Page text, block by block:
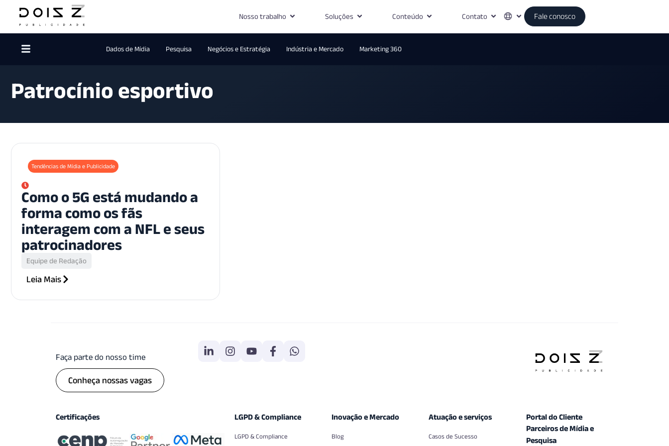
Nosso trabalho Soluções Conteúdo Contato Fale conosco
Dados de Mídia Pesquisa Negócios e Estratégia Indústria e Mercado Marketing 360
Patrocínio esportivo
Tendências de Mídia e Publicidade
Como o 5G está mudando a
forma como os fãs
interagem com a NFL e seus
patrocinadores
Equipe de Redação
Leia Mais
Faça parte do nosso time
Conheça nossas vagas
Certificações LGPD & Compliance
LGPD & Compliance
Inovação e Mercado
Blog
Atuação e serviços
Casos de Sucesso
Portal do Cliente
Parceiros de Mídia e
Pesquisa